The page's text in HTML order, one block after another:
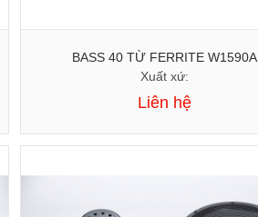
BASS 40 TỪ FERRITE W1590A
Xuất xứ:
Liên hệ